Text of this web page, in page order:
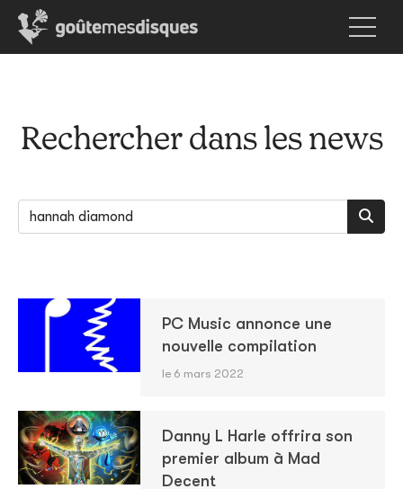
Rechercher dans les news
PC Music annonce une
nouvelle compilation
le 6 mars 2022
Danny L Harle offrira son
premier album à Mad
Decent